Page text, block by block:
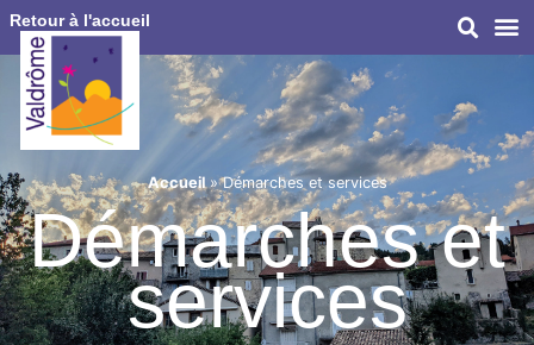
Retour à l'accueil
Accueil»Démarches et services
Démarches et
services